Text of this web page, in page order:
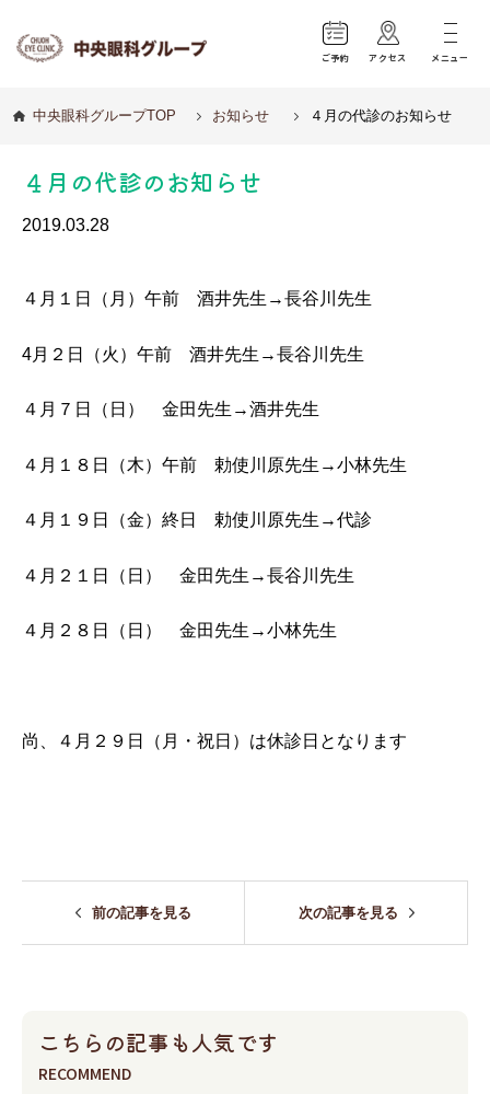
ご予約 アクセス メニュー
中央眼科グループTOP お知らせ ４月の代診のお知らせ
４月の代診のお知らせ
2019.03.28
４月１日（月）午前 酒井先生→長谷川先生
4月２日（火）午前 酒井先生→長谷川先生
４月７日（日） 金田先生→酒井先生
４月１８日（木）午前 勅使川原先生→小林先生
４月１９日（金）終日 勅使川原先生→代診
４月２１日（日） 金田先生→長谷川先生
４月２８日（日） 金田先生→小林先生
尚、４月２９日（月・祝日）は休診日となります
前の記事を見る 次の記事を見る
こちらの記事も人気です
RECOMMEND